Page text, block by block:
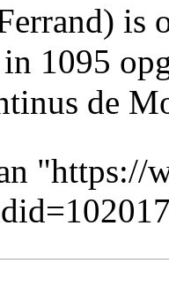
is
1095
de
"https://